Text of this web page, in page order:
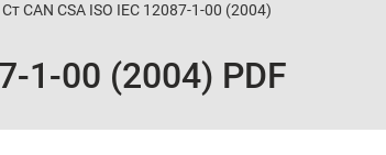
Ст CAN CSA ISO IEC 12087-1-00 (2004)
1-00 (2004) PDF